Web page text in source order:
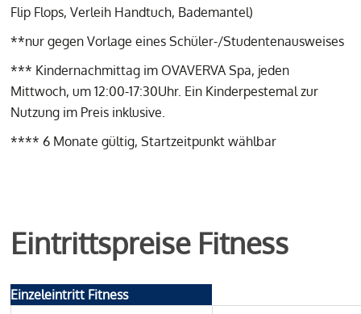
Flip Flops, Verleih Handtuch, Bademantel)
**nur gegen Vorlage eines Schüler-/Studentenausweises
*** Kindernachmittag im OVAVERVA Spa, jeden
Mittwoch, um 12:00-17:30Uhr. Ein Kinderpestemal zur
Nutzung im Preis inklusive.
**** 6 Monate gültig, Startzeitpunkt wählbar
Eintrittspreise Fitness
Einzeleintritt Fitness